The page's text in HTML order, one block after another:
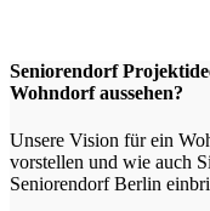
Seniorendorf
Wohndorf aussehen?
Unsere Vision für ein
vorstellen und wie auch
Seniorendorf Berlin